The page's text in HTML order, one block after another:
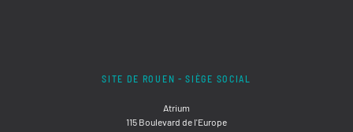
SITE DE ROUEN - SIÈGE SOCIAL
Atrium
115 Boulevard de l'Europe